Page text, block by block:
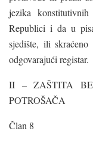
jezika
Republici i da u
sjedište, ili
odgovarajući registar.
II – ZAŠTITA
POTROŠAČA
Član 8